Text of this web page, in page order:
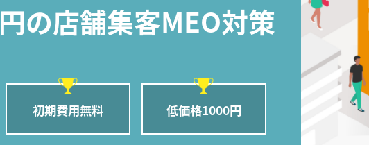
円の店舗集客MEO対策
初期費用無料 低価格1000円